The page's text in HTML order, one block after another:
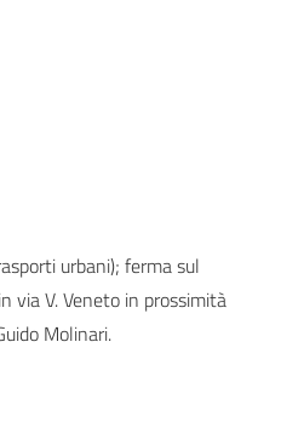
urbani); ferma sul
via V. Veneto in prossimità
Molinari.